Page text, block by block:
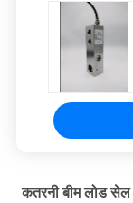
कतरनी बीम लोड सेल